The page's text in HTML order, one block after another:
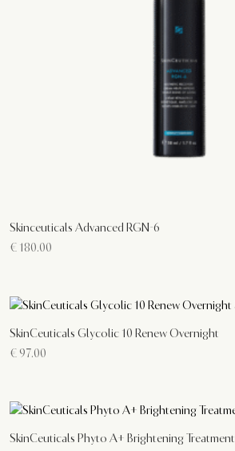
Skinceuticals Advanced RGN-6
€ 180.00
SkinCeuticals Glycolic 10 Renew Overnight
€ 97.00
SkinCeuticals Phyto A+ Brightening Treatment